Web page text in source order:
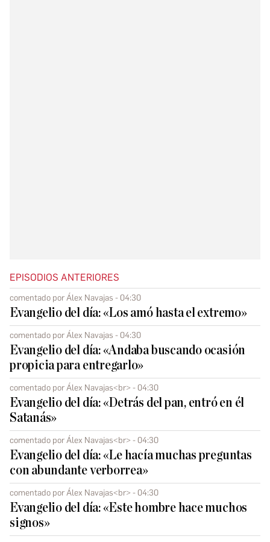
EPISODIOS ANTERIORES
comentado por Álex Navajas - 04:30
Evangelio del día: «Los amó hasta el extremo»
comentado por Álex Navajas - 04:30
Evangelio del día: «Andaba buscando ocasión
propicia para entregarlo»
comentado por Álex Navajas<br> - 04:30
Evangelio del día: «Detrás del pan, entró en él
Satanás»
comentado por Álex Navajas<br> - 04:30
Evangelio del día: «Le hacía muchas preguntas
con abundante verborrea»
comentado por Álex Navajas<br> - 04:30
Evangelio del día: «Este hombre hace muchos
signos»